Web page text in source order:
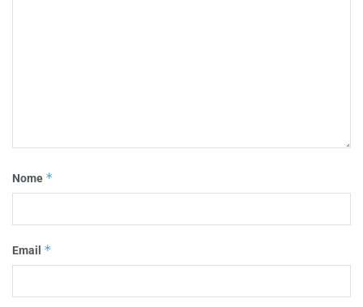
Nome *
Email *